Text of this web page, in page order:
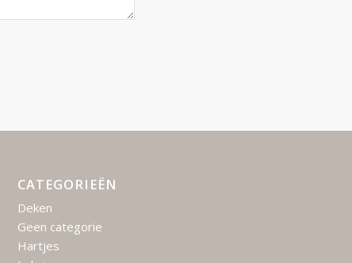
CATEGORIEËN
Deken
Geen categorie
Hartjes